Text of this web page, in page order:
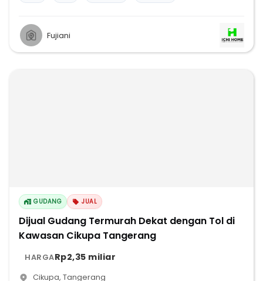
Fujiani
GUDANG JUAL
Dijual Gudang Termurah Dekat dengan Tol di
Kawasan Cikupa Tangerang
HARGARp2,35 miliar
Cikupa, Tangerang